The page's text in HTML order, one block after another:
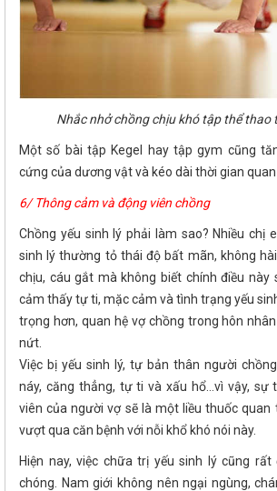
Nhắc nhở chồng chịu khó tập thể thao
Một số bài tập Kegel hay tập gym cũng
cứng của dương vật và kéo dài thời gian quan
6/ Thông cảm và động viên chồng
Chồng yếu sinh lý phải làm sao? Nhiều chị
sinh lý thường tỏ thái độ bất mãn, không
chịu, cáu gắt mà không biết chính điều này
cảm thấy tự ti, mặc cảm và tình trạng yếu
trọng hơn, quan hệ vợ chồng trong hôn
nứt.
Việc bị yếu sinh lý, tự bản thân người
náy, căng thẳng, tự ti và xấu hổ…vì vậy, sự
viên của người vợ sẽ là một liều thuốc quan
vượt qua căn bệnh với nỗi khổ khó nói này.
Hiện nay, việc chữa trị yếu sinh lý cũng
chóng. Nam giới không nên ngại ngùng,